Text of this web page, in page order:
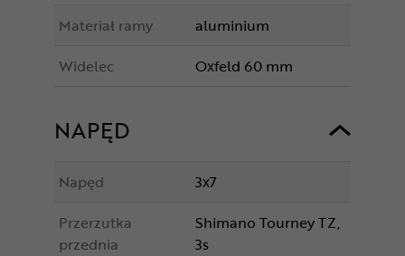
Materiał ramy
aluminium
Widelec
Oxfeld 60 mm
NAPĘD
Napęd
3x7
Przerzutka
przednia
Shimano Tourney TZ,
3s